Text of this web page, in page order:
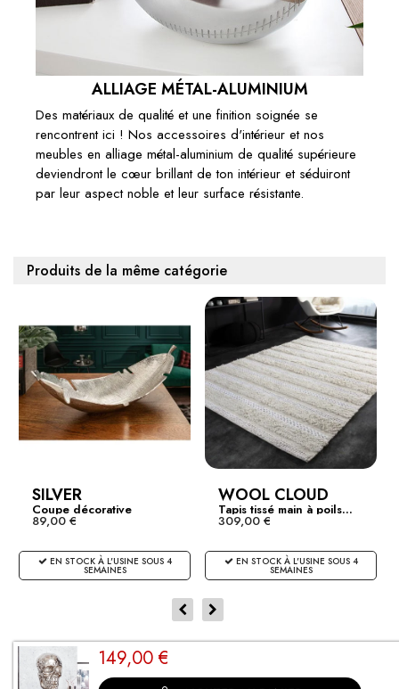
ALLIAGE MÉTAL-ALUMINIUM
Des matériaux de qualité et une finition soignée se
rencontrent ici ! Nos accessoires d'intérieur et nos
meubles en alliage métal-aluminium de qualité supérieure
deviendront le cœur brillant de ton intérieur et séduiront
par leur aspect noble et leur surface résistante.
Produits de la même catégorie
SILVER
Coupe décorative
design...
89,00 €
EN STOCK À L'USINE SOUS 4
SEMAINES
WOOL CLOUD
Tapis tissé main à poils...
309,00 €
EN STOCK À L'USINE SOUS 4
SEMAINES
149,00 €